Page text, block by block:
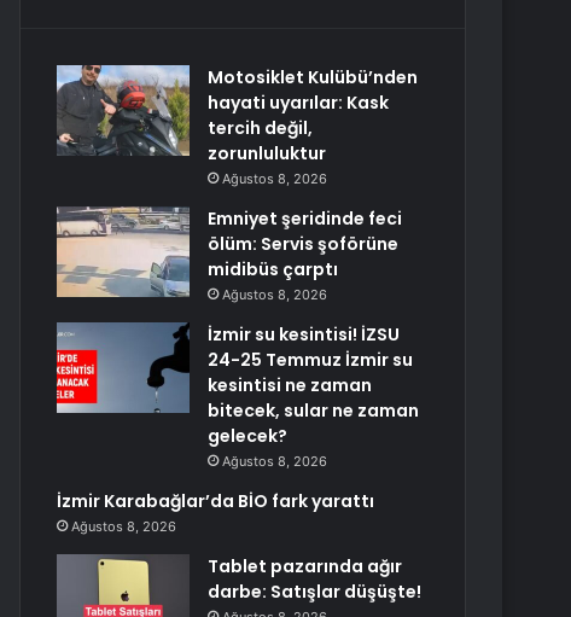
Motosiklet Kulübü’nden
hayati uyarılar: Kask
tercih değil,
zorunluluktur
Ağustos 8, 2026
Emniyet şeridinde feci
ölüm: Servis şoförüne
midibüs çarptı
Ağustos 8, 2026
İzmir su kesintisi! İZSU
24-25 Temmuz İzmir su
kesintisi ne zaman
bitecek, sular ne zaman
gelecek?
Ağustos 8, 2026
İzmir Karabağlar’da BİO fark yarattı
Ağustos 8, 2026
Tablet pazarında ağır
darbe: Satışlar düşüşte!